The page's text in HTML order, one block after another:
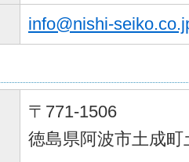
info@nishi-
〒771-1506
徳島県阿波市土成